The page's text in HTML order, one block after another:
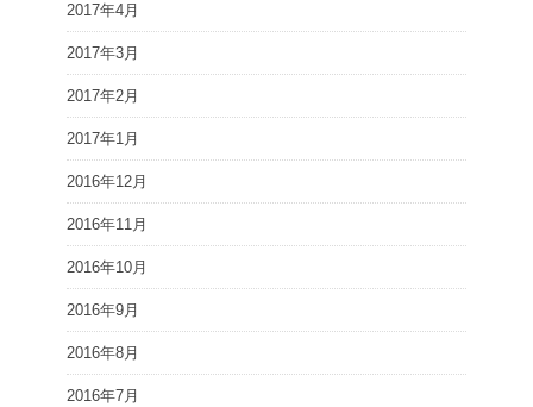
2017年4月
2017年3月
2017年2月
2017年1月
2016年12月
2016年11月
2016年10月
2016年9月
2016年8月
2016年7月